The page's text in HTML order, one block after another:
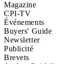
Magazine
CPI-TV
Événements
Buyers' Guide
Newsletter
Publicité
Brevets